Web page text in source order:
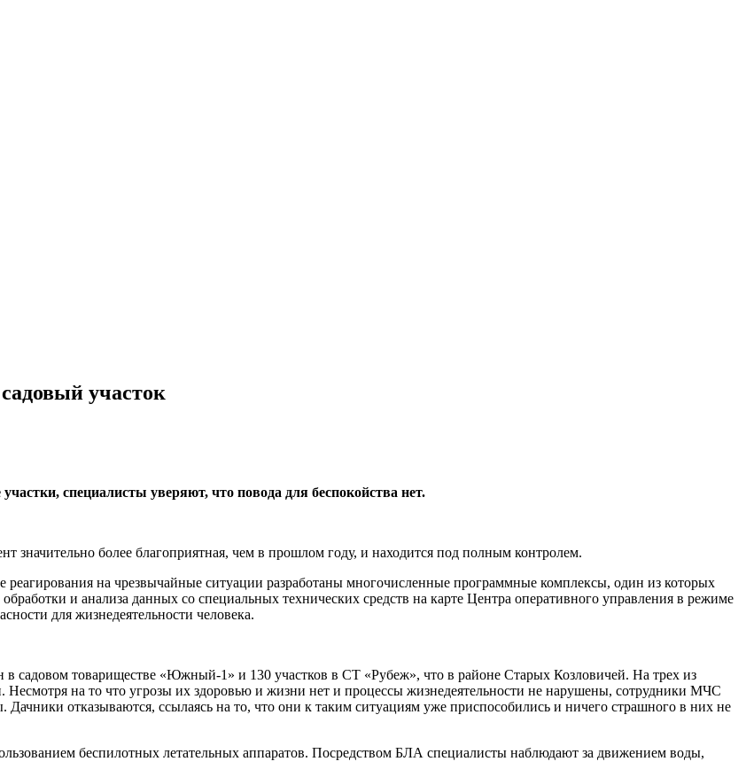
участок
специалисты уверяют, что повода для беспокойства нет.
более благоприятная, чем в прошлом году, и находится под полным контролем.
реагирования на чрезвычайные ситуации разработаны многочисленные программные комплексы, один из которых
и анализа данных со специальных технических средств на карте Центра оперативного управления в режиме
для жизнедеятельности человека.
в садовом товариществе «Южный-1» и 130 участков в СТ «Рубеж», что в районе Старых Козловичей. На трех из
на то что угрозы их здоровью и жизни нет и процессы жизнедеятельности не нарушены, сотрудники МЧС
отказываются, ссылаясь на то, что они к таким ситуациям уже приспособились и ничего страшного в них не
беспилотных летательных аппаратов. Посредством БЛА специалисты наблюдают за движением воды,